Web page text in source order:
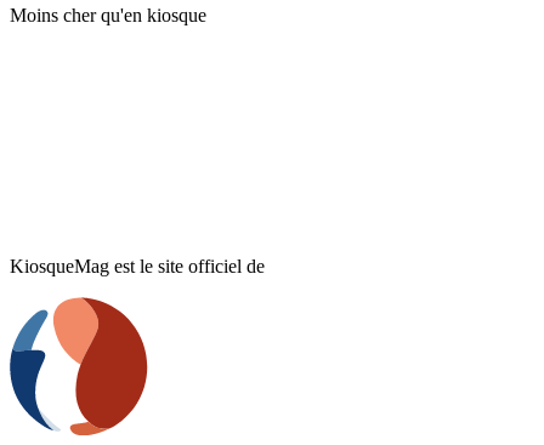
Moins cher qu'en kiosque
KiosqueMag est le site officiel de